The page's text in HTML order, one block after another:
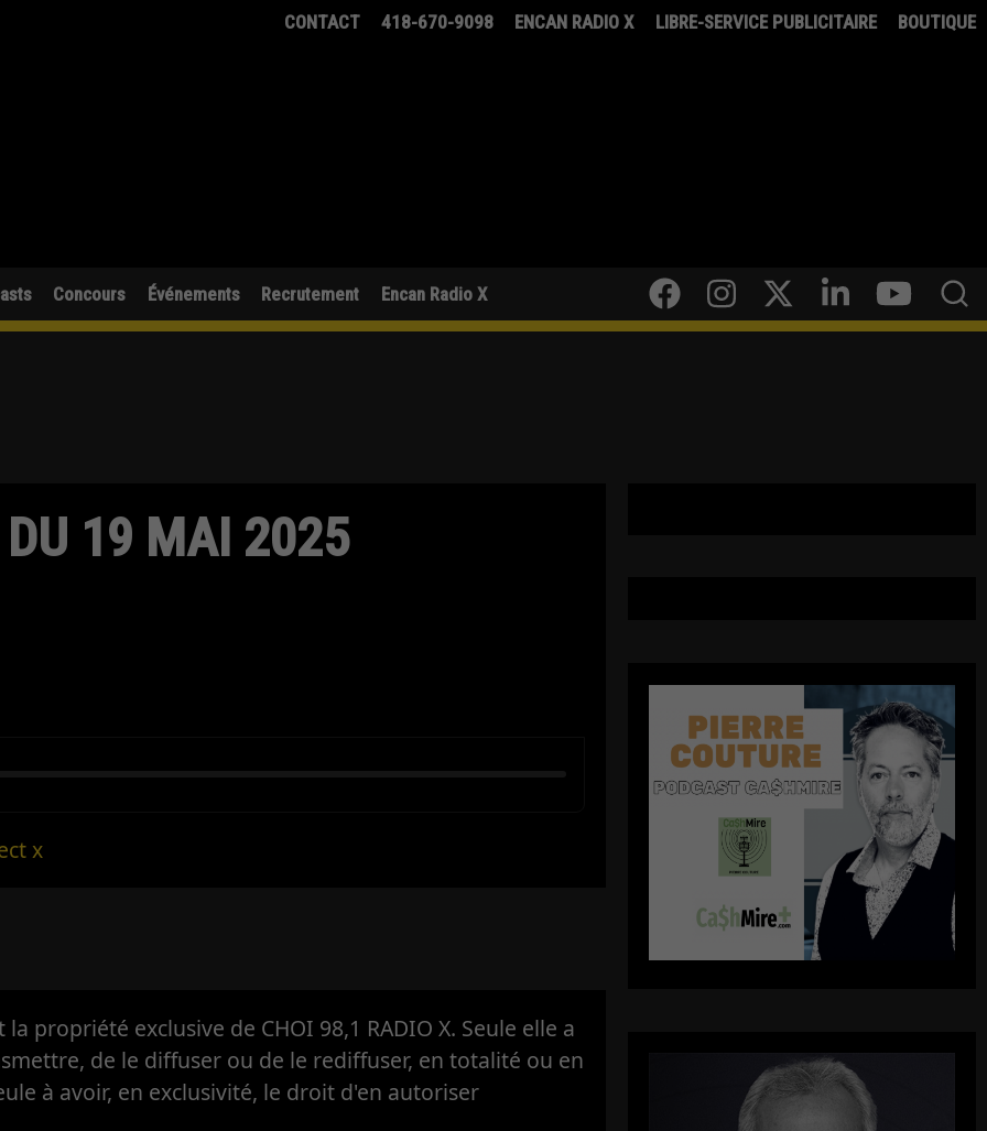
CONTACT 418-670-9098 ENCAN RADIO X LIBRE-SERVICE PUBLICITAIRE BOUTIQUE
Concours Événements Recrutement Encan Radio X
DU 19 MAI 2025
x
propriété exclusive de CHOI 98,1 RADIO X. Seule elle a
de le diffuser ou de le rediffuser, en totalité ou en
à avoir, en exclusivité, le droit d'en autoriser